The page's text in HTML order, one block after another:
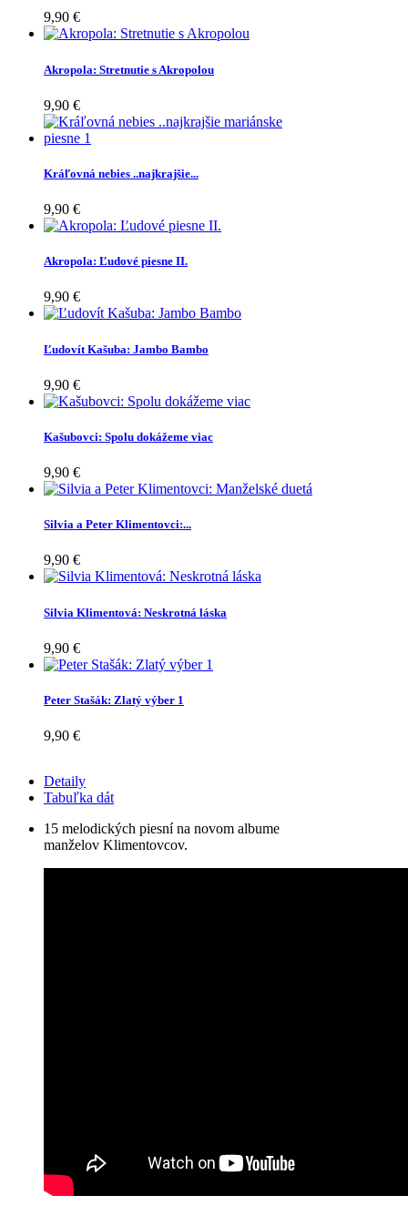
9,90 €
Akropola: Stretnutie s Akropolou
9,90 €
Kráľovná nebies ..najkrajšie...
9,90 €
Akropola: Ľudové piesne II.
9,90 €
Ľudovít Kašuba: Jambo Bambo
9,90 €
Kašubovci: Spolu dokážeme viac
9,90 €
Silvia a Peter Klimentovci:...
9,90 €
Silvia Klimentová: Neskrotná láska
9,90 €
Peter Stašák: Zlatý výber 1
9,90 €
Detaily
Tabuľka dát
15 melodických piesní na novom albume
manželov Klimentovcov.